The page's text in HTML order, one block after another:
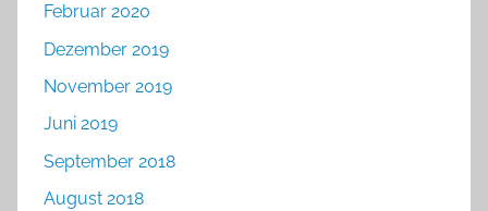
Februar 2020
Dezember 2019
November 2019
Juni 2019
September 2018
August 2018